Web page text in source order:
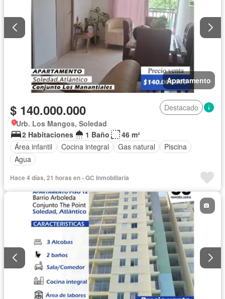
Apartamento
$ 140.000.000
Destacado
Urb. Los Mangos, Soledad
2 Habitaciones
1 Baño
46 m²
Área infantil
Cocina integral Gas natural
Piscina
Agua
Hace 4 días, 21 horas en - GC Inmobiliaria